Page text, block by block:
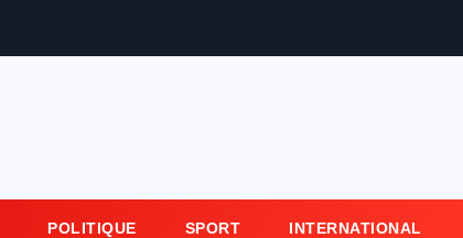
POLITIQUE SPORT INTERNATIONAL